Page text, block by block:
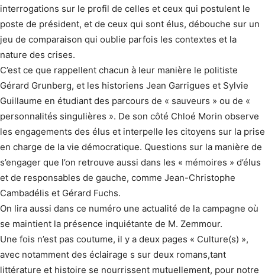
interrogations sur le profil de celles et ceux qui postulent le
poste de président, et de ceux qui sont élus, débouche sur un
jeu de comparaison qui oublie parfois les contextes et la
nature des crises.
C’est ce que rappellent chacun à leur manière le politiste
Gérard Grunberg, et les historiens Jean Garrigues et Sylvie
Guillaume en étudiant des parcours de « sauveurs » ou de «
personnalités singulières ». De son côté Chloé Morin observe
les engagements des élus et interpelle les citoyens sur la prise
en charge de la vie démocratique. Questions sur la manière de
s’engager que l’on retrouve aussi dans les « mémoires » d’élus
et de responsables de gauche, comme Jean-Christophe
Cambadélis et Gérard Fuchs.
On lira aussi dans ce numéro une actualité de la campagne où
se maintient la présence inquiétante de M. Zemmour.
Une fois n’est pas coutume, il y a deux pages « Culture(s) »,
avec notamment des éclairage s sur deux romans,tant
littérature et histoire se nourrissent mutuellement, pour notre